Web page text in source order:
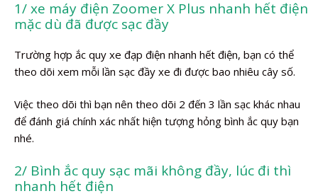
1/ xe máy điện Zoomer X Plus nhanh hết điện
mặc dù đã được sạc đầy
Trường hợp ắc quy xe đạp điện nhanh hết điện, bạn có thể
theo dõi xem mỗi lần sạc đầy xe đi được bao nhiêu cây số.
Việc theo dõi thì bạn nên theo dõi 2 đến 3 lần sạc khác nhau
để đánh giá chính xác nhất hiện tượng hỏng bình ắc quy bạn
nhé.
2/ Bình ắc quy sạc mãi không đầy, lúc đi thì
nhanh hết điện